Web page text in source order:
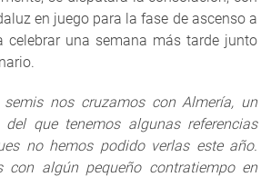
en juego para la fase de ascenso a
celebrar una semana más tarde junto
semis nos cruzamos con Almería, un
que tenemos algunas referencias
no hemos podido verlas este año.
con algún pequeño contratiempo en